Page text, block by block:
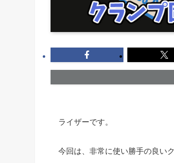
ライザーです。
今回は、非常に使い勝手の良い